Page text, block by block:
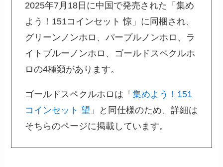
2025年7月18日に中国で発売された「集め
よう！151コインセット 惊」に同梱され、
グリーンノンホロ、パープルノンホロ、ラ
イトブルーノンホロ、ゴールドスペクルホ
ロの4種類があります。
ゴールドスペクルホロは「集めよう！151
コインセット 望 」と同仕様のため、詳細は
そちらのページに掲載しています。